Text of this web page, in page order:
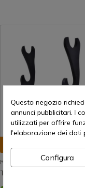
REF: gs2
Tavolo 2 katane
Questo negozio
annunci pubblicitari. I
utilizzati per offrire
l'elaborazione dei dati
Configura